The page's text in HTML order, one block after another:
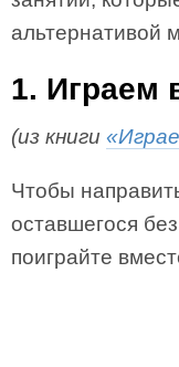
альтернативой
1. Играем
(из книги
Чтобы
оставшегося
поиграйте